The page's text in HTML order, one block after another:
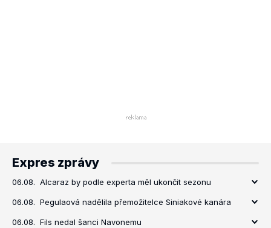
Expres zprávy
06.08. Alcaraz by podle experta měl ukončit sezonu
06.08. Pegulaová nadělila přemožitelce Siniakové kanára
06.08. Fils nedal šanci Navonemu